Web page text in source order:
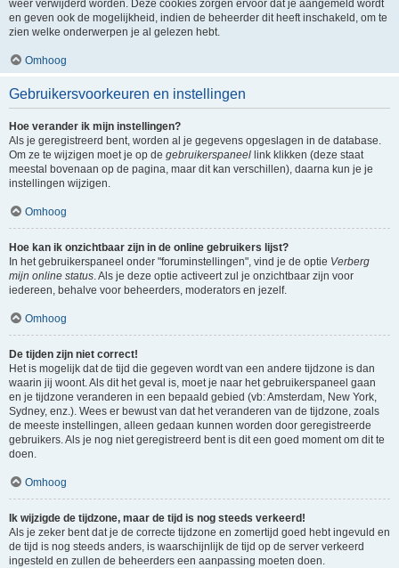
weer verwijderd worden. Deze cookies zorgen ervoor dat je aangemeld wordt
en geven ook de mogelijkheid, indien de beheerder dit heeft inschakeld, om te
zien welke onderwerpen je al gelezen hebt.
Omhoog
Gebruikersvoorkeuren en instellingen
Hoe verander ik mijn instellingen?
Als je geregistreerd bent, worden al je gegevens opgeslagen in de database.
Om ze te wijzigen moet je op de gebruikerspaneel link klikken (deze staat
meestal bovenaan op de pagina, maar dit kan verschillen), daarna kun je je
instellingen wijzigen.
Omhoog
Hoe kan ik onzichtbaar zijn in de online gebruikers lijst?
In het gebruikerspaneel onder "foruminstellingen", vind je de optie Verberg
mijn online status. Als je deze optie activeert zul je onzichtbaar zijn voor
iedereen, behalve voor beheerders, moderators en jezelf.
Omhoog
De tijden zijn niet correct!
Het is mogelijk dat de tijd die gegeven wordt van een andere tijdzone is dan
waarin jij woont. Als dit het geval is, moet je naar het gebruikerspaneel gaan
en je tijdzone veranderen in een bepaald gebied (vb: Amsterdam, New York,
Sydney, enz.). Wees er bewust van dat het veranderen van de tijdzone, zoals
de meeste instellingen, alleen gedaan kunnen worden door geregistreerde
gebruikers. Als je nog niet geregistreerd bent is dit een goed moment om dit te
doen.
Omhoog
Ik wijzigde de tijdzone, maar de tijd is nog steeds verkeerd!
Als je zeker bent dat je de correcte tijdzone en zomertijd goed hebt ingevuld en
de tijd is nog steeds anders, is waarschijnlijk de tijd op de server verkeerd
ingesteld en zullen de beheerders een aanpassing moeten doen.